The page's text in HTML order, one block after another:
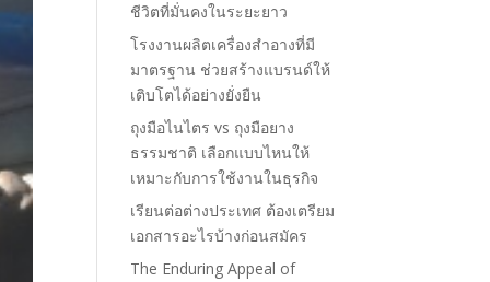
ชีวิตที่มั่นคงในระยะยาว
โรงงานผลิตเครื่องสำอางที่มี
มาตรฐาน ช่วยสร้างแบรนด์ให้
เติบโตได้อย่างยั่งยืน
ถุงมือไนไตร vs ถุงมือยาง
ธรรมชาติ เลือกแบบไหนให้
เหมาะกับการใช้งานในธุรกิจ
เรียนต่อต่างประเทศ ต้องเตรียม
เอกสารอะไรบ้างก่อนสมัคร
The Enduring Appeal of